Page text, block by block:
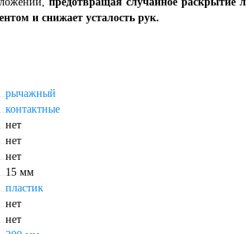
и снижает усталость рук.
рычажный
контактные
нет
нет
нет
15 мм
пластик
нет
нет